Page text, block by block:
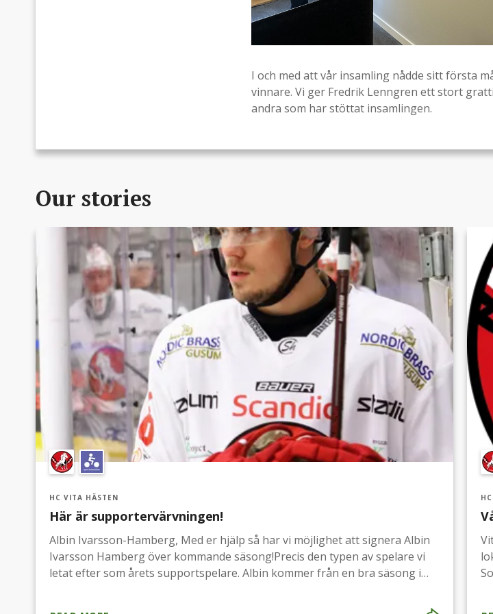
I och med att vår insamling nådde sitt första
vinnare. Vi ger Fredrik Lenngren ett stort
andra som har stöttat insamlingen.
Our stories
HC VITA HÄSTEN
Här är supportervärvningen!
Albin Ivarsson-Hamberg, Med er hjälp så har vi möjlighet att signera Albin
Ivarsson Hamberg över kommande säsong!Precis den typen av spelare vi
letat efter som årets supportspelare. Albin kommer från en bra säsong i